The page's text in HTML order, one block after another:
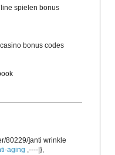
spielen bonus
bonus codes
80229/]anti wrinkle
aging ,----|},